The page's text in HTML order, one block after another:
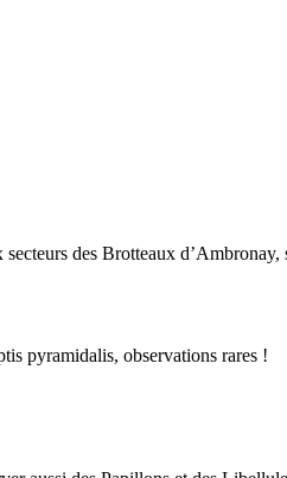
des Brotteaux
pyramidalis, observations rares !